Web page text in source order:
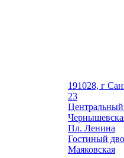
191028, г
23
Пл. Ленина
Гостиный
Маяковская